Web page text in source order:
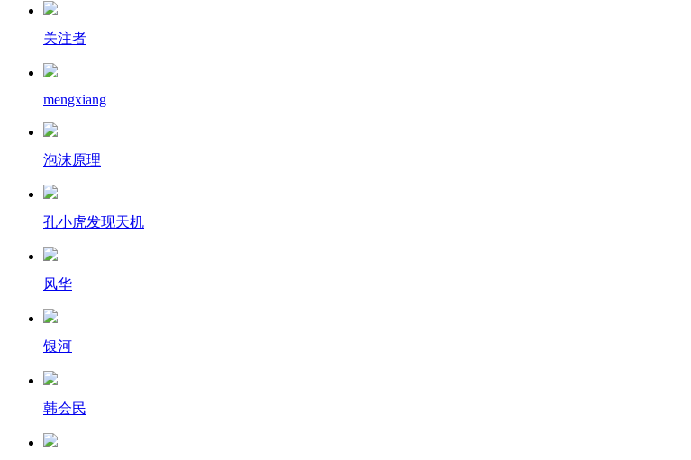
关注者
mengxiang
泡沫原理
孔小虎发现天机
风华
银河
韩会民